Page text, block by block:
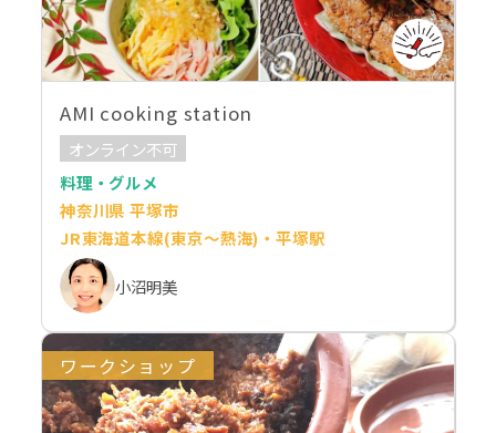
AMI cooking station
オンライン不可
料理・グルメ
神奈川県 平塚市
JR東海道本線(東京～熱海)・平塚駅
小沼明美
ワークショップ